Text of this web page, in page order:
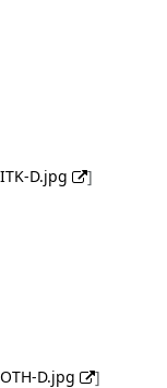
D.jpg ]
D.jpg ]